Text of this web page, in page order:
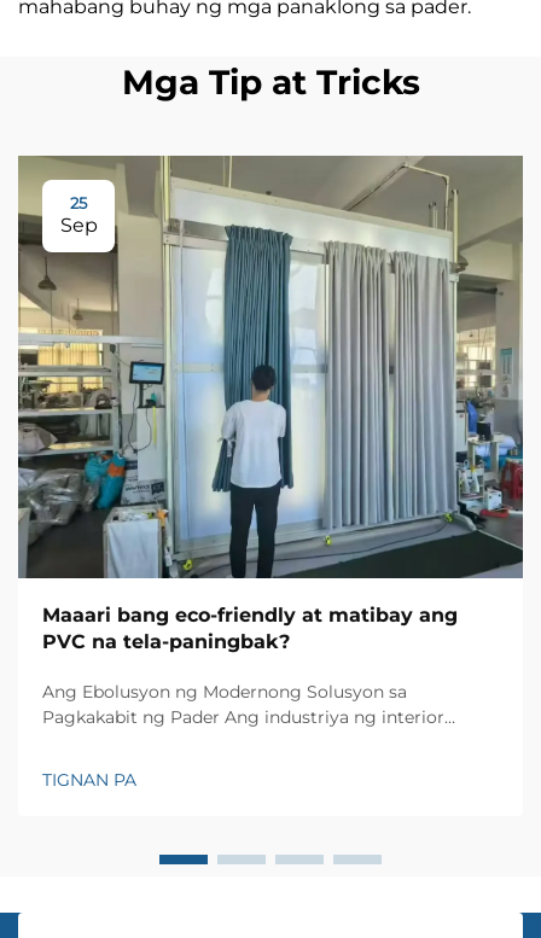
mahabang buhay ng mga panaklong sa pader.
Mga Tip at Tricks
25
Sep
Maaari bang eco-friendly at matibay ang
PVC na tela-paningbak?
Ang Ebolusyon ng Modernong Solusyon sa
Pagkakabit ng Pader Ang industriya ng interior
wall cloth ay naging isang rebolusyonaryong
TIGNAN PA